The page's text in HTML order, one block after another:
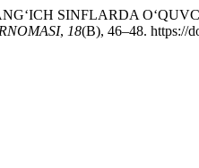
SINFLARDA
, 18(B), 46–48. https://